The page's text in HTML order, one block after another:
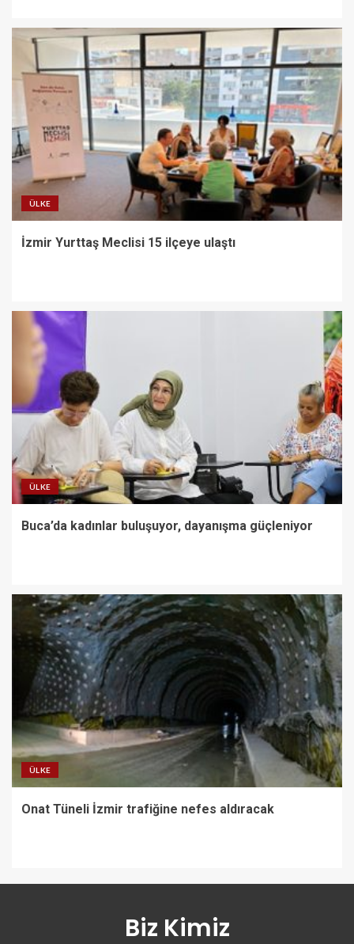
ÜLKE
İzmir Yurttaş Meclisi 15 ilçeye ulaştı
ÜLKE
Buca’da kadınlar buluşuyor, dayanışma güçleniyor
ÜLKE
Onat Tüneli İzmir trafiğine nefes aldıracak
Biz Kimiz